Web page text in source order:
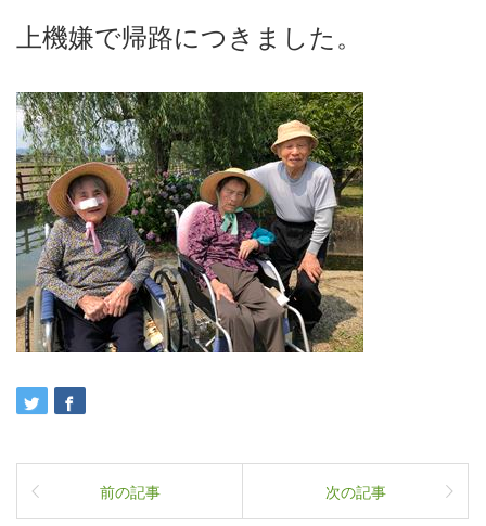
上機嫌で帰路につきました。
前の記事 次の記事